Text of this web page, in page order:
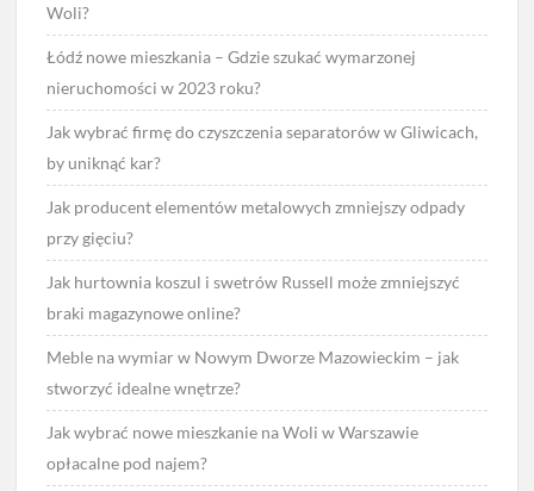
Woli?
Łódź nowe mieszkania – Gdzie szukać wymarzonej
nieruchomości w 2023 roku?
Jak wybrać firmę do czyszczenia separatorów w Gliwicach,
by uniknąć kar?
Jak producent elementów metalowych zmniejszy odpady
przy gięciu?
Jak hurtownia koszul i swetrów Russell może zmniejszyć
braki magazynowe online?
Meble na wymiar w Nowym Dworze Mazowieckim – jak
stworzyć idealne wnętrze?
Jak wybrać nowe mieszkanie na Woli w Warszawie
opłacalne pod najem?